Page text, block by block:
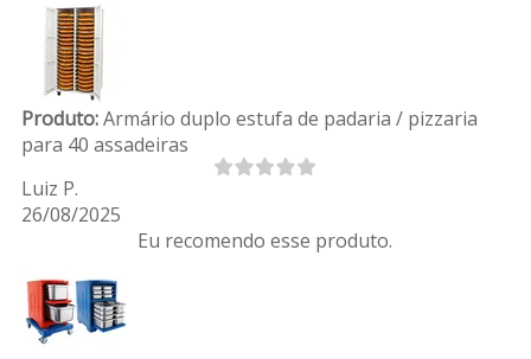
Produto:Armário duplo estufa de padaria / pizzaria
para 40 assadeiras
Luiz P.
26/08/2025
Eu recomendo esse produto.